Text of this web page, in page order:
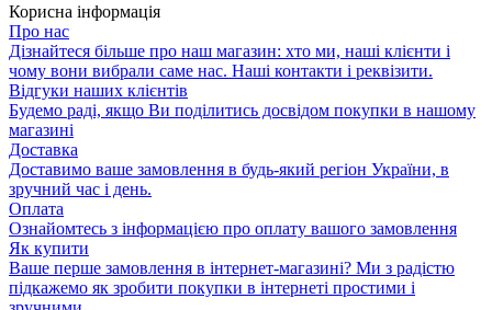
Корисна інформація
Про нас
Дізнайтеся більше про наш магазин: хто ми, наші клієнти і
чому вони вибрали саме нас. Наші контакти і реквізити.
Відгуки наших клієнтів
Будемо раді, якщо Ви поділитись досвідом покупки в нашому
магазині
Доставка
Доставимо ваше замовлення в будь-який регіон України, в
зручний час і день.
Оплата
Ознайомтесь з інформацією про оплату вашого замовлення
Як купити
Ваше перше замовлення в інтернет-магазині? Ми з радістю
підкажемо як зробити покупки в інтернеті простими і